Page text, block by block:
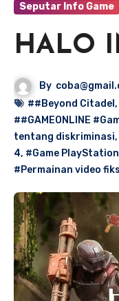
Seputar Info Game
HALO
By
##Beyond Citadel ,
##GAMEONLINE
tentang diskriminasi,
4, #Game
#Permainan video